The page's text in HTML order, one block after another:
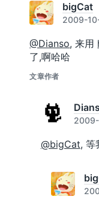
bigCat
2009-
@Dianso, 来用
了,啊哈哈
文章作者
@bigCat, 等